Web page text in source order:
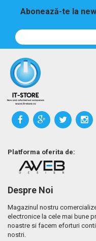
Abonează-te la
Platforma oferita de:
Despre Noi
Magazinul nostru
electronice la cele mai bune
noastre si facem eforturi
nostri.